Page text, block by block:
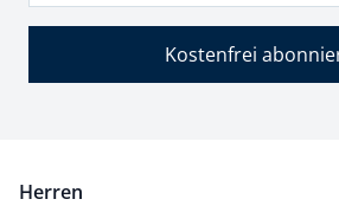
Kostenfrei
Herren